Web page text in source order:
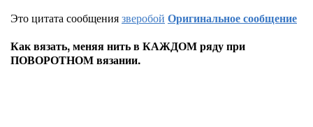
Это цитата сообщениязверобой Оригинальное сообщение
Как вязать, меняя нить в КАЖДОМ ряду при
ПОВОРОТНОМ вязании.